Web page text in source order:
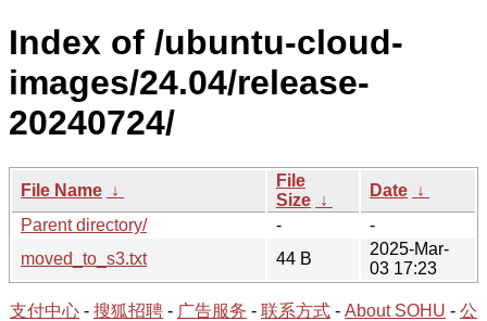
Index of /ubuntu-cloud-
images/24.04/release-
20240724/
File Name ↓
File
Size ↓
Date ↓
Parent directory/
-
-
moved_to_s3.txt
44 B
2025-Mar-
03 17:23
支付中心 - 搜狐招聘 - 广告服务 - 联系方式 - About SOHU - 公